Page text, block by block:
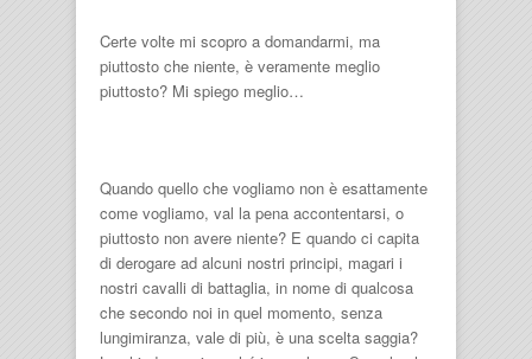
Certe volte mi scopro a domandarmi, ma
piuttosto che niente, è veramente meglio
piuttosto? Mi spiego meglio…
Quando quello che vogliamo non è esattamente
come vogliamo, val la pena accontentarsi, o
piuttosto non avere niente? E quando ci capita
di derogare ad alcuni nostri principi, magari i
nostri cavalli di battaglia, in nome di qualcosa
che secondo noi in quel momento, senza
lungimiranza, vale di più, è una scelta saggia?